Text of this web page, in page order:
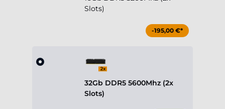
Slots)
-195,00 €*
32Gb DDR5 5600Mhz (2x
Slots)